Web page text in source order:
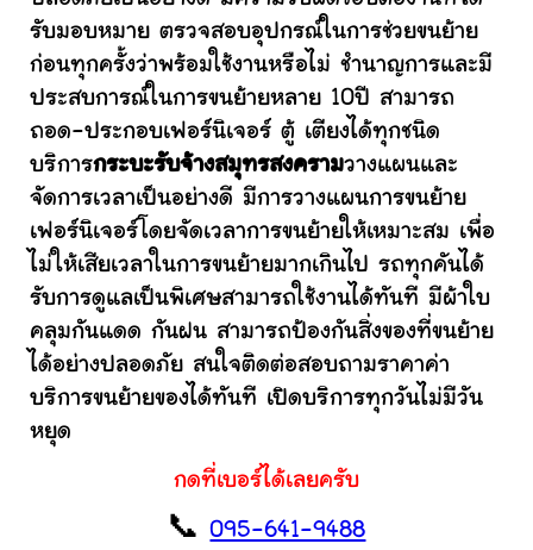
รับมอบหมาย ตรวจสอบอุปกรณ์ในการช่วยขนย้าย
ก่อนทุกครั้งว่าพร้อมใช้งานหรือไม่ ชำนาญการและมี
ประสบการณ์ในการขนย้ายหลาย 10ปี สามารถ
ถอด-ประกอบเฟอร์นิเจอร์ ตู้ เตียงได้ทุกชนิด
บริการกระบะรับจ้างสมุทรสงครามวางแผนและ
จัดการเวลาเป็นอย่างดี มีการวางแผนการขนย้าย
เฟอร์นิเจอร์โดยจัดเวลาการขนย้ายให้เหมาะสม เพื่อ
ไม่ให้เสียเวลาในการขนย้ายมากเกินไป รถทุกคันได้
รับการดูแลเป็นพิเศษสามารถใช้งานได้ทันที มีผ้าใบ
คลุมกันแดด กันฝน สามารถป้องกันสิ่งของที่ขนย้าย
ได้อย่างปลอดภัย สนใจติดต่อสอบถามราคาค่า
บริการขนย้ายของได้ทันที เปิดบริการทุกวันไม่มีวัน
หยุด
กดที่เบอร์ได้เลยครับ
📞095-641-9488